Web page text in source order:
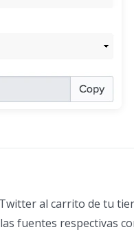
al carrito de tu
fuentes respectivas